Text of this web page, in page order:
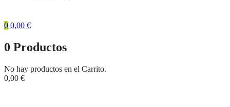
0 0,00 €
0 Productos
No hay productos en el Carrito.
0,00 €